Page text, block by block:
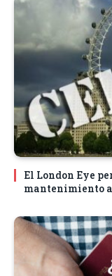
El London Eye
mantenimiento